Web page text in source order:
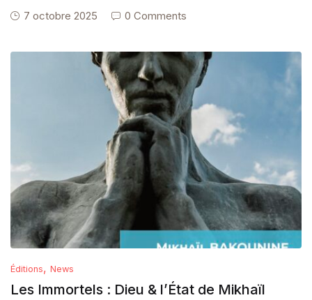
7 octobre 2025 0 Comments
Éditions, News
Les Immortels : Dieu & l’État de Mikhaïl